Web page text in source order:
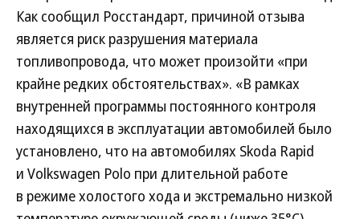
Как сообщил Росстандарт, причиной отзыва
является риск разрушения материала
топливопровода, что может произойти «при
крайне редких обстоятельствах». «В рамках
внутренней программы постоянного контроля
находящихся в эксплуатации автомобилей было
установлено, что на автомобилях Skoda Rapid
и Volkswagen Polo при длительной работе
в режиме холостого хода и экстремально низкой